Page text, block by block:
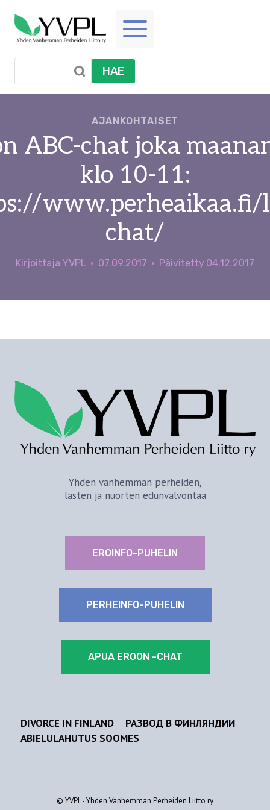
sisältöön
HAE
AJANKOHTAISET
ABC-chat joka
klo 10-11:
www.perheaikaa.fi/
chat/
Kirjoittaja YVPL 07.09.2017 Päivitetty 04.12.2017
Yhden vanhemman perheiden,
lasten ja nuorten edunvalvontaa
EROINFO-PUHELIN
PERHEINFO-PUHELIN
APUA EROON -CHAT
DIVORCE IN FINLAND
РАЗВОД В ФИНЛЯНДИИ
ABIELULAHUTUS SOOMES
© YVPL - Yhden Vanhemman Perheiden Liitto ry